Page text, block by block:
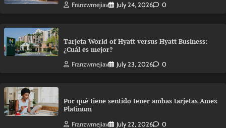
Franzwmejiav July 24, 2026 0
Tarjeta World of Hyatt versus Hyatt Business:
¿Cuál es mejor?
Franzwmejiav July 23, 2026 0
Por qué tiene sentido tener ambas tarjetas Amex
Platinum
Franzwmejiav July 22, 2026 0